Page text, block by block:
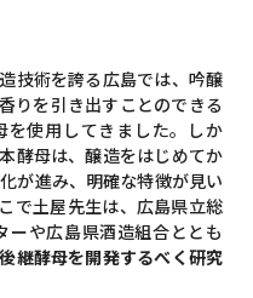
技術を誇る広島では、吟醸
りを引き出すことのできる
を使用してきました。しか
酵母は、醸造をはじめてか
が進み、明確な特徴が見い
で土屋先生は、広島県立総
ーや広島県酒造組合ととも
継酵母を開発するべく研究